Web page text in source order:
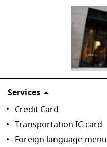
Services
Credit Card
Transportation IC card
Foreign language menu